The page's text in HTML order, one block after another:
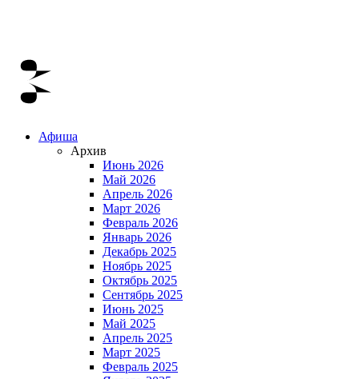
Афиша
Архив
Июнь 2026
Май 2026
Апрель 2026
Март 2026
Февраль 2026
Январь 2026
Декабрь 2025
Ноябрь 2025
Октябрь 2025
Сентябрь 2025
Июнь 2025
Май 2025
Апрель 2025
Март 2025
Февраль 2025